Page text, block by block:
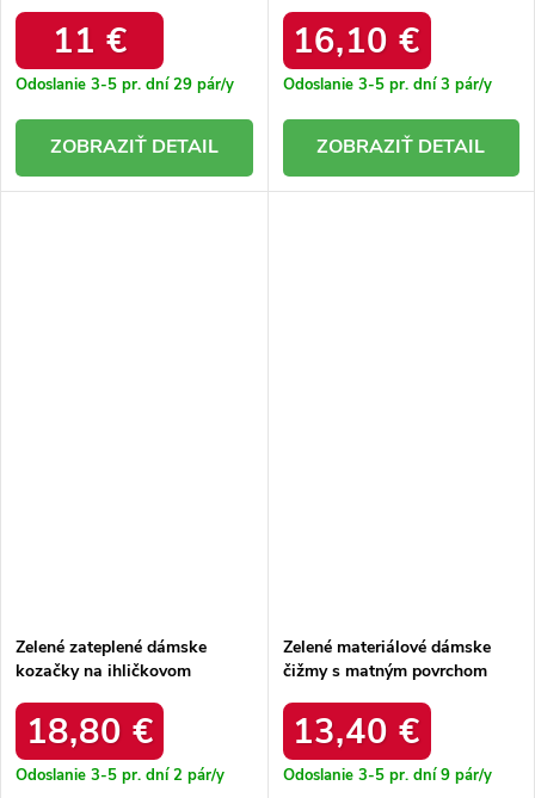
Fantagaro W2A-AX4001-1
GREEN11 €
Odoslanie 3-5 pr. dní29 pár/y
DETAIL
9078 GREEN
16,10 €
Odoslanie 3-5 pr. dní3 pár/y
DETAIL
Zelené zateplené dámske
kozačky na ihličkovom
zvrškom Atari. 9125 GREEN
18,80 €
Odoslanie 3-5 pr. dní2 pár/y
Zelené materiálové dámske
čižmy s matným povrchom
13,40 €
Odoslanie 3-5 pr. dní9 pár/y